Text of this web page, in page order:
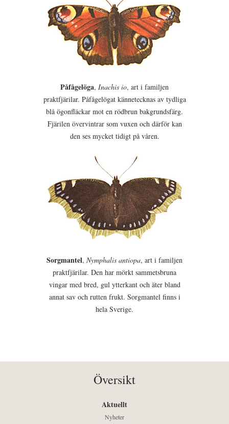
Påfågelöga, Inachis io, art i familjen
praktfjärilar. Påfågelögat kännetecknas av tydliga
blå ögonfläckar mot en rödbrun bakgrundsfärg.
Fjärilen övervintrar som vuxen och därför kan
den ses mycket tidigt på våren.
Sorgmantel, Nymphalis antiopa, art i familjen
praktfjärilar. Den har mörkt sammetsbruna
vingar med bred, gul ytterkant och äter bland
annat sav och rutten frukt. Sorgmantel finns i
hela Sverige.
Översikt
Aktuellt
Nyheter